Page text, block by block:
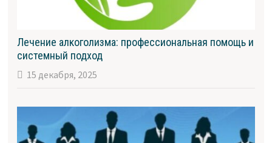
Лечение алкоголизма: профессиональная помощь и
системный подход
15 декабря, 2025